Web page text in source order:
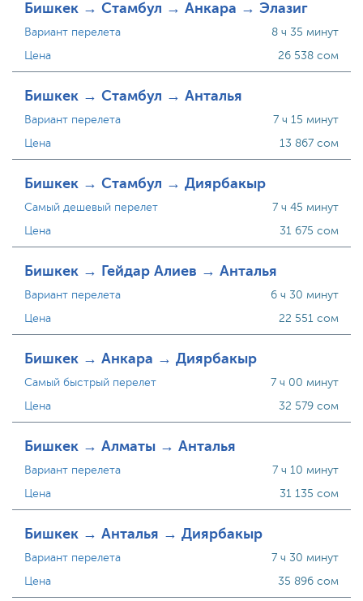
Бишкек → Стамбул → Анкара → Элазиг
Вариант перелета
Цена
8 ч 35 минут
26 538 сом
Бишкек → Стамбул → Анталья
Вариант перелета
Цена
7 ч 15 минут
13 867 сом
Бишкек → Стамбул → Диярбакыр
Самый дешевый перелет
Цена
7 ч 45 минут
31 675 сом
Бишкек → Гейдар Алиев → Анталья
Вариант перелета
Цена
6 ч 30 минут
22 551 сом
Бишкек → Анкара → Диярбакыр
Самый быстрый перелет
Цена
7 ч 00 минут
32 579 сом
Бишкек → Алматы → Анталья
Вариант перелета
Цена
7 ч 10 минут
31 135 сом
Бишкек → Анталья → Диярбакыр
Вариант перелета
Цена
7 ч 30 минут
35 896 сом